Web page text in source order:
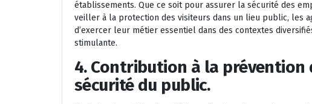
établissements. Que ce soit pour assurer la sécurité des
veiller à la protection des visiteurs dans un lieu public, les
d’exercer leur métier essentiel dans des contextes
stimulante.
4. Contribution à la prévention
sécurité du public.